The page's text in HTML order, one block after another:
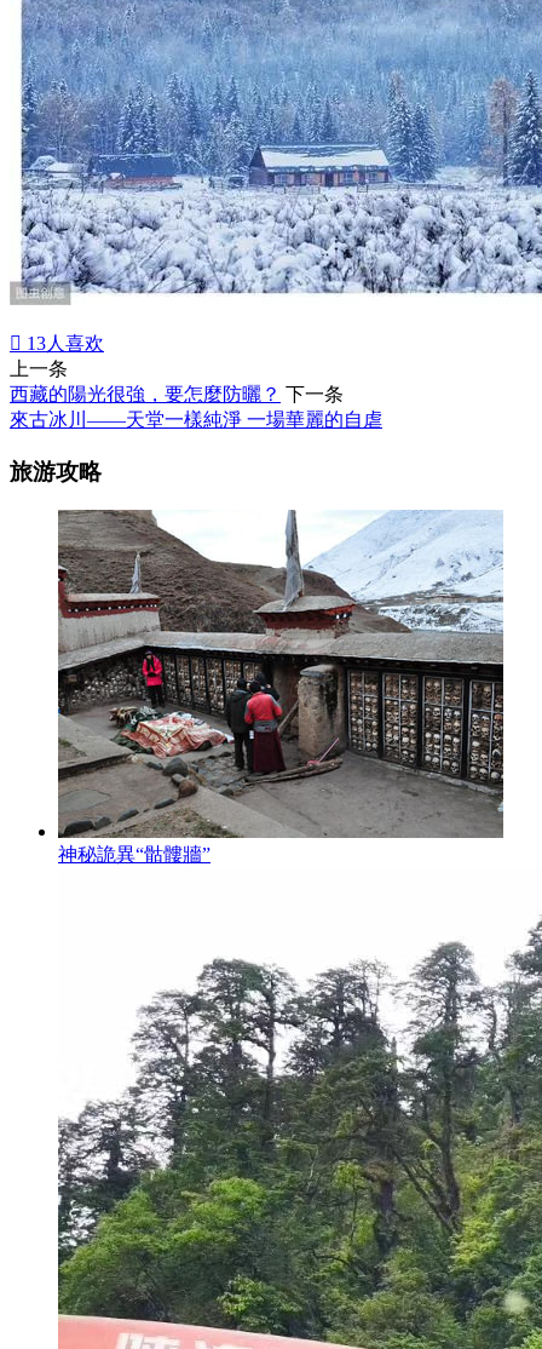
 13人喜欢
上一条
西藏的陽光很強，要怎麼防曬？ 下一条
來古冰川——天堂一樣純淨 一場華麗的自虐
旅游攻略
神秘詭異“骷髏牆”